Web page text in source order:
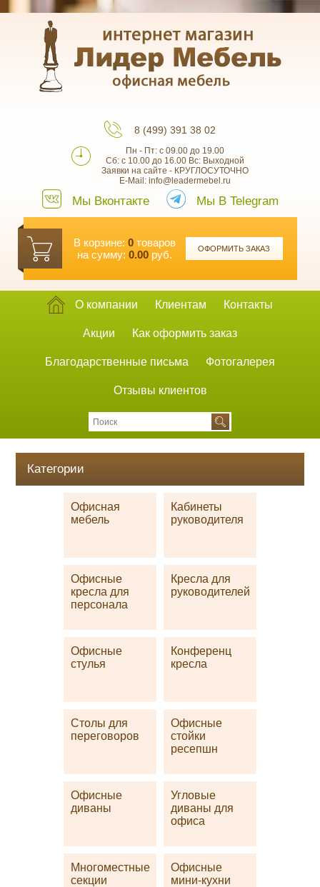
8 (499) 391 38 02
Пн - Пт: с 09.00 до 19.00
Сб: с 10.00 до 16.00 Вс: Выходной
Заявки на сайте - КРУГЛОСУТОЧНО
E-Mail: info@leadermebel.ru
Мы Вконтакте Мы В Telegram
В корзине: 0товаров
на сумму: 0.00 руб. ОФОРМИТЬ ЗАКАЗ
О компании Клиентам Контакты
Акции Как оформить заказ
Благодарственные письма Фотогалерея
Отзывы клиентов
Категории
Офисная
мебель
Кабинеты
руководителя
Офисные
кресла для
персонала
Кресла для
руководителей
Офисные
стулья
Конференц
кресла
Столы для
переговоров
Офисные
стойки
ресепшн
Офисные
диваны
Угловые
диваны для
офиса
Многоместные
секции
Офисные
мини-кухни